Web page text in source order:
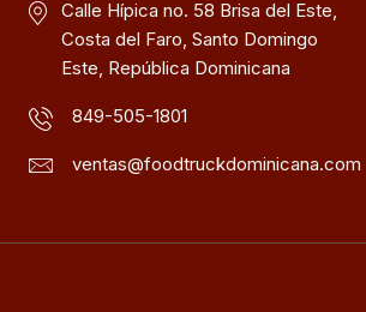
Calle Hípica no. 58 Brisa del Este,
Costa del Faro, Santo Domingo
Este, República Dominicana
849-505-1801
ventas@foodtruckdominicana.com